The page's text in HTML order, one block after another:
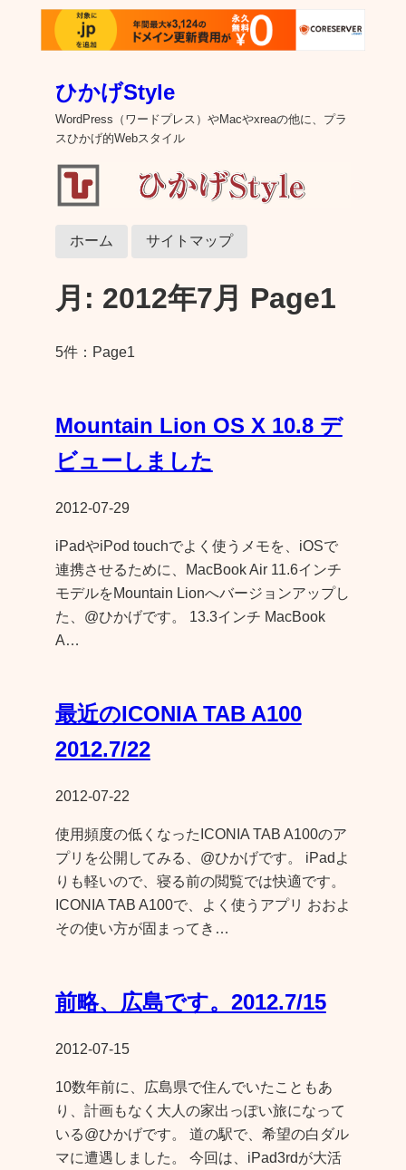
ひかげStyle
WordPress（ワードプレス）やMacやxreaの他に、プラ
スひかげ的Webスタイル
ホーム サイトマップ
月: 2012年7月 Page1
5件：Page1
Mountain Lion OS X 10.8 デ
ビューしました
2012-07-29
iPadやiPod touchでよく使うメモを、iOSで
連携させるために、MacBook Air 11.6インチ
モデルをMountain Lionへバージョンアップし
た、@ひかげです。 13.3インチ MacBook
A…
最近のICONIA TAB A100
2012.7/22
2012-07-22
使用頻度の低くなったICONIA TAB A100のア
プリを公開してみる、@ひかげです。 iPadよ
りも軽いので、寝る前の閲覧では快適です。
ICONIA TAB A100で、よく使うアプリ おおよ
その使い方が固まってき…
前略、広島です。2012.7/15
2012-07-15
10数年前に、広島県で住んでいたこともあ
り、計画もなく大人の家出っぽい旅になって
いる@ひかげです。 道の駅で、希望の白ダル
マに遭遇しました。 今回は、iPad3rdが大活